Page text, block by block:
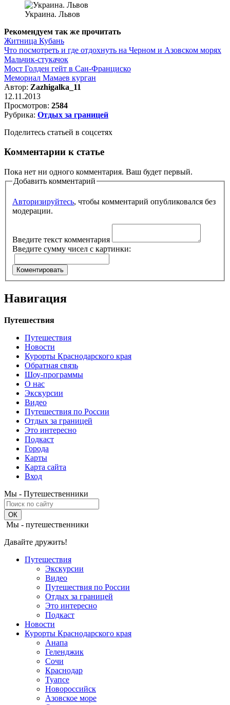
Украина. Львов
Рекомендуем так же прочитать
Житница Кубань
Что посмотреть и где отдохнуть на Черном и Азовском морях
Мальчик-стукачок
Мост Голден гейт в Сан-Франциско
Мемориал Мамаев курган
Автор: Zazhigalka_11
12.11.2013
Просмотров: 2584
Рубрика: Отдых за границей
Поделитесь статьей в соцсетях
Комментарии к статье
Пока нет ни одного комментария. Ваш будет первый.
Добавить комментарий
Авторизируйтесь, чтобы комментарий опубликовался без
модерации.
Введите текст комментария
Введите сумму чисел с картинки:
Навигация
Путешествия
Путешествия
Новости
Курорты Краснодарского края
Обратная связь
Шоу-программы
О нас
Экскурсии
Видео
Путешествия по России
Отдых за границей
Это интересно
Подкаст
Города
Карты
Карта сайта
Вход
Мы - Путешественники
Мы - путешественники
Давайте дружить!
Путешествия
Экскурсии
Видео
Путешествия по России
Отдых за границей
Это интересно
Подкаст
Новости
Курорты Краснодарского края
Анапа
Геленджик
Сочи
Краснодар
Туапсе
Новороссийск
Азовское море